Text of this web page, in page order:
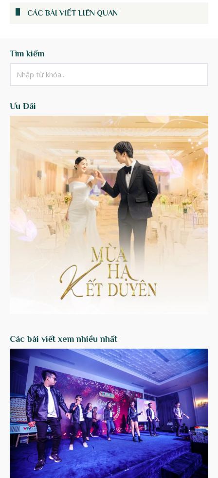
CÁC BÀI VIẾT LIÊN QUAN
Tìm kiếm
Ưu Đãi
Các bài viết xem nhiều nhất